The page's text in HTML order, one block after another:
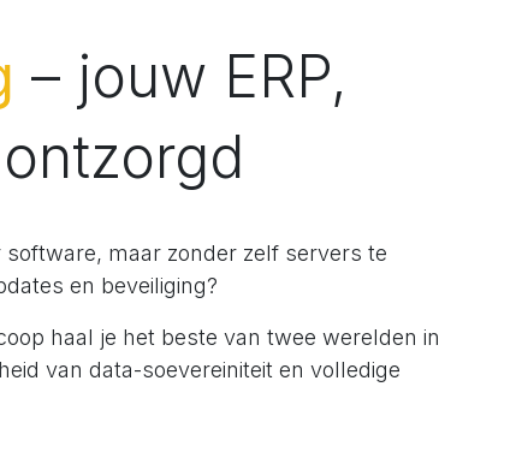
– jouw ERP,
maar zonder zelf servers te
en beveiliging?
haal je het beste van twee werelden in
van data-soevereiniteit en volledige